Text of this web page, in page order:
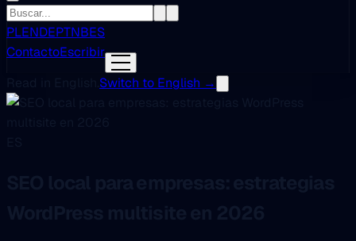
PLENDEPTNBES
ContactoEscribir
Switch to English →